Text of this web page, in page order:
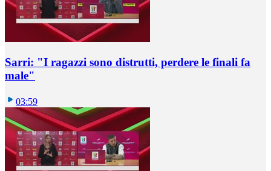
Sarri: "I ragazzi sono distrutti, perdere le finali fa
male"
03:59